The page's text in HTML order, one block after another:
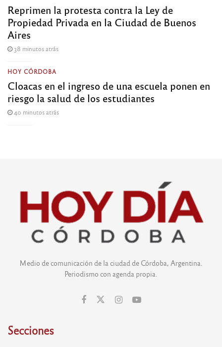
Reprimen la protesta contra la Ley de
Propiedad Privada en la Ciudad de Buenos
Aires
38 minutos atrás
HOY CÓRDOBA
Cloacas en el ingreso de una escuela ponen en
riesgo la salud de los estudiantes
40 minutos atrás
Medio de comunicación de la ciudad de Córdoba, Argentina.
Periodismo con agenda propia.
Secciones